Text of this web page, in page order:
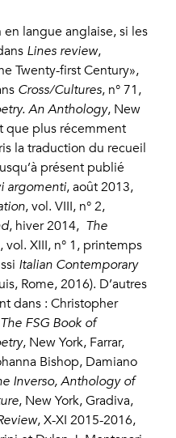
langue anglaise, si les
Lines review,
Twenty-first Century»,
Cross/Cultures, n° 71,
An Anthology, New
que plus récemment
la traduction du recueil
présent publié
argomenti, août 2013,
, vol. VIII, n° 2,
, hiver 2014, The
, vol. XIII, n° 1, printemps
Italian Contemporary
Rome, 2016). D’autres
dans : Christopher
The FSG Book of
, New York, Farrar,
Bishop, Damiano
Inverso,Anthology of
, New York, Gradiva,
, X-XI 2015-2016,